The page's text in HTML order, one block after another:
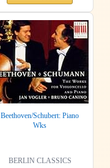
Beethoven/Schubert: Piano
Wks
BERLIN CLASSICS